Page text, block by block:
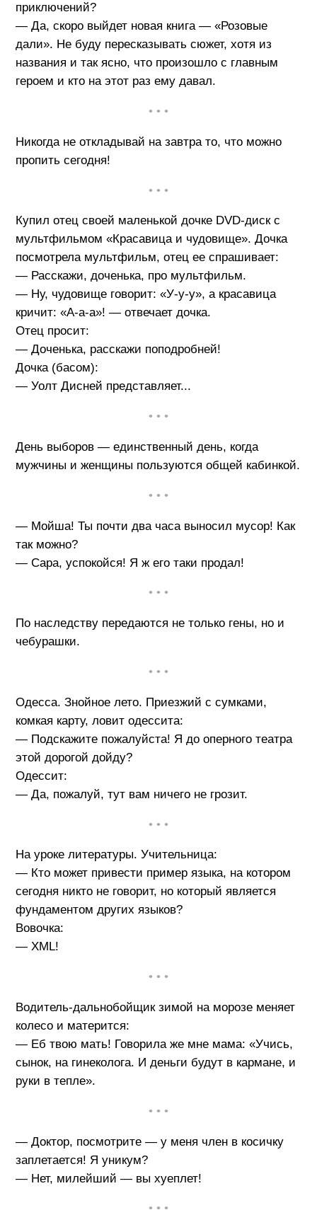
приключений?
— Да, скоро выйдет новая книга — «Розовые
дали». Не буду пересказывать сюжет, хотя из
названия и так ясно, что произошло с главным
героем и кто на этот раз ему давал.
• • •
Никогда не откладывай на завтра то, что можно
пропить сегодня!
• • •
Купил отец своей маленькой дочке DVD-диск с
мультфильмом «Красавица и чудовище». Дочка
посмотрела мультфильм, отец ее спрашивает:
— Расскажи, доченька, про мультфильм.
— Ну, чудовище говорит: «У-у-у», а красавица
кричит: «А-а-а»! — отвечает дочка.
Отец просит:
— Доченька, расскажи поподробней!
Дочка (басом):
— Уолт Дисней представляет...
• • •
День выборов — единственный день, когда
мужчины и женщины пользуются общей кабинкой.
• • •
— Мойша! Ты почти два часа выносил мусор! Как
так можно?
— Сара, успокойся! Я ж его таки продал!
• • •
По наследству передаются не только гены, но и
чебурашки.
• • •
Одесса. Знойное лето. Приезжий с сумками,
комкая карту, ловит одессита:
— Подскажите пожалуйста! Я до оперного театра
этой дорогой дойду?
Одессит:
— Да, пожалуй, тут вам ничего не грозит.
• • •
На уроке литературы. Учительница:
— Кто может привести пример языка, на котором
сегодня никто не говорит, но который является
фундаментом других языков?
Вовочка:
— XML!
• • •
Водитель-дальнобойщик зимой на морозе меняет
колесо и матерится:
— Еб твою мать! Говорила же мне мама: «Учись,
сынок, на гинеколога. И деньги будут в кармане, и
руки в тепле».
• • •
— Доктор, посмотрите — у меня член в косичку
заплетается! Я уникум?
— Нет, милейший — вы хуеплет!
• • •